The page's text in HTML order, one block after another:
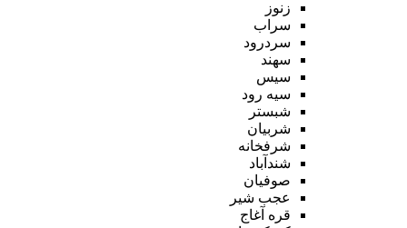
زنوز
سراب
سردرود
سهند
سیس
سیه رود
شبستر
شربیان
شرفخانه
شندآباد
صوفیان
عجب شیر
قره آغاج